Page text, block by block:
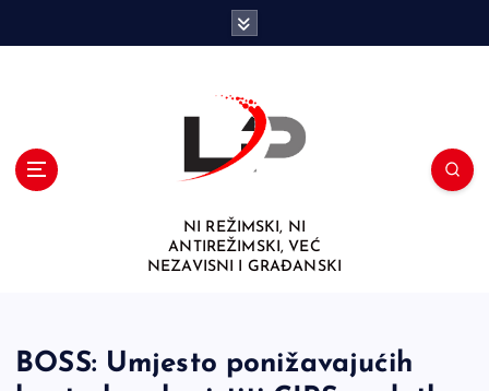
NI REŽIMSKI, NI
ANTIREŽIMSKI, VEĆ
NEZAVISNI I GRAĐANSKI
BOSS: Umjesto ponižavajućih